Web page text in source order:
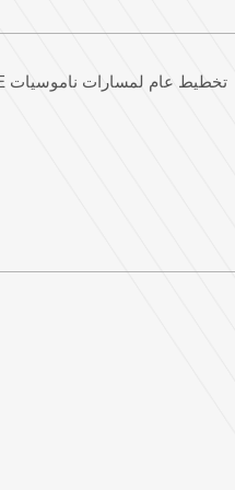
تخطيط عام لمسارات ناموسيات PE